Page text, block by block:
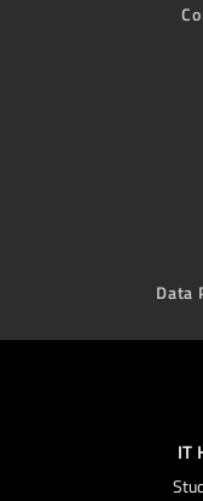
Data
IT